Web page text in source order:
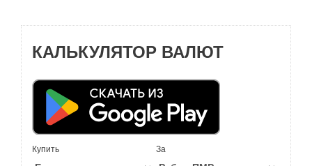
КАЛЬКУЛЯТОР ВАЛЮТ
Купить За